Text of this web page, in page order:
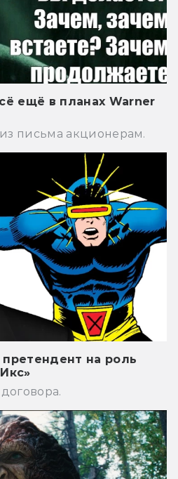
ещё в планах Warner
письма акционерам.
на роль